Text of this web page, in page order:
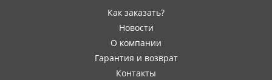
Как заказать?
Новости
О компании
Гарантия и возврат
Контакты